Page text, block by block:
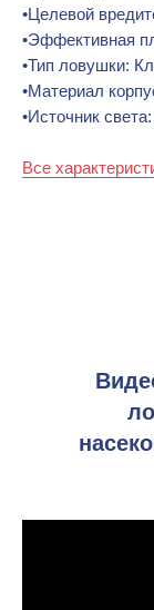
•Целевой
•Эффективная
•Тип ловушки:
•Материал
•Источник
Все